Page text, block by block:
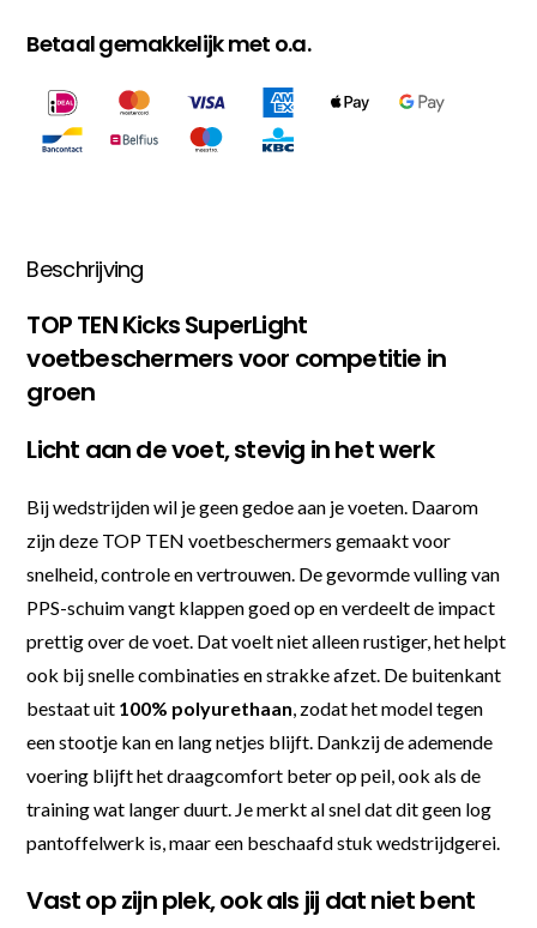
Betaal gemakkelijk met o.a.
Beschrijving
TOP TEN Kicks SuperLight
voetbeschermers voor competitie in
groen
Licht aan de voet, stevig in het werk
Bij wedstrijden wil je geen gedoe aan je voeten. Daarom
zijn deze TOP TEN voetbeschermers gemaakt voor
snelheid, controle en vertrouwen. De gevormde vulling van
PPS-schuim vangt klappen goed op en verdeelt de impact
prettig over de voet. Dat voelt niet alleen rustiger, het helpt
ook bij snelle combinaties en strakke afzet. De buitenkant
bestaat uit 100% polyurethaan, zodat het model tegen
een stootje kan en lang netjes blijft. Dankzij de ademende
voering blijft het draagcomfort beter op peil, ook als de
training wat langer duurt. Je merkt al snel dat dit geen log
pantoffelwerk is, maar een beschaafd stuk wedstrijdgerei.
Vast op zijn plek, ook als jij dat niet bent